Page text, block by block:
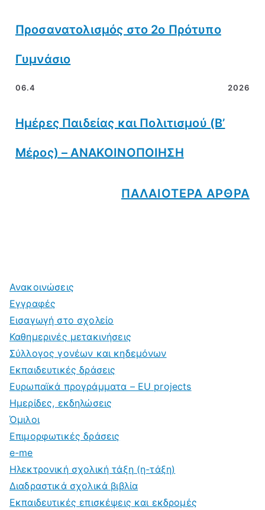
Προσανατολισμός στο 2ο Πρότυπο
Γυμνάσιο
06.4 2026
Ημέρες Παιδείας και Πολιτισμού (Β’
Μέρος) – ΑΝΑΚΟΙΝΟΠΟΙΗΣΗ
ΠΑΛΑΙΟΤΕΡΑ ΑΡΘΡΑ
Ανακοινώσεις
Εγγραφές
Εισαγωγή στο σχολείο
Καθημερινές μετακινήσεις
Σύλλογος γονέων και κηδεμόνων
Εκπαιδευτικές δράσεις
Ευρωπαϊκά προγράμματα – EU projects
Ημερίδες, εκδηλώσεις
Όμιλοι
Επιμορφωτικές δράσεις
e-me
Ηλεκτρονική σχολική τάξη (η-τάξη)
Διαδραστικά σχολικά βιβλία
Εκπαιδευτικές επισκέψεις και εκδρομές